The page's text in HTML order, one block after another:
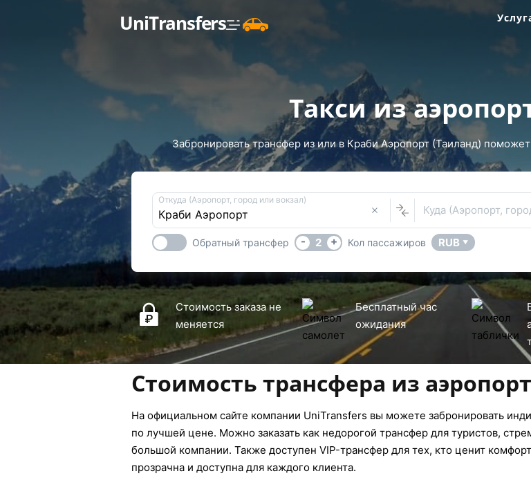
UniTransfers
Такси из
Забронировать трансфер из или в Краби Аэропорт (Таиланд)
Откуда (Аэропорт, город или вокзал)
Куда (Аэропорт,
Обратный трансфер - 2 + Кол пассажиров RUB ▼
Стоимость заказа не
меняется
Бесплатный час
ожидания
Стоимость трансфера из
На официальном сайте компании UniTransfers вы можете забронировать
по лучшей цене. Можно заказать как недорогой трансфер для туристов,
большой компании. Также доступен VIP-трансфер для тех, кто ценит
прозрачна и доступна для каждого клиента.